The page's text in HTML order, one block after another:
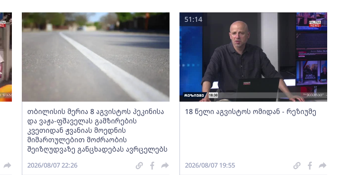
თბილისის მერია 8 აგვისტოს პეკინისა
და ვაჟა-ფშაველას გამზირების
კვეთიდან ჟვანიას მოედნის
მიმართულებით მოძრაობის
შეიზღუდვაზე განცხადებას ავრცელებს
2026/08/07 22:26
18 წელი აგვისტოს ომიდან - რეზიუმე
51:14
2026/08/07 19:55